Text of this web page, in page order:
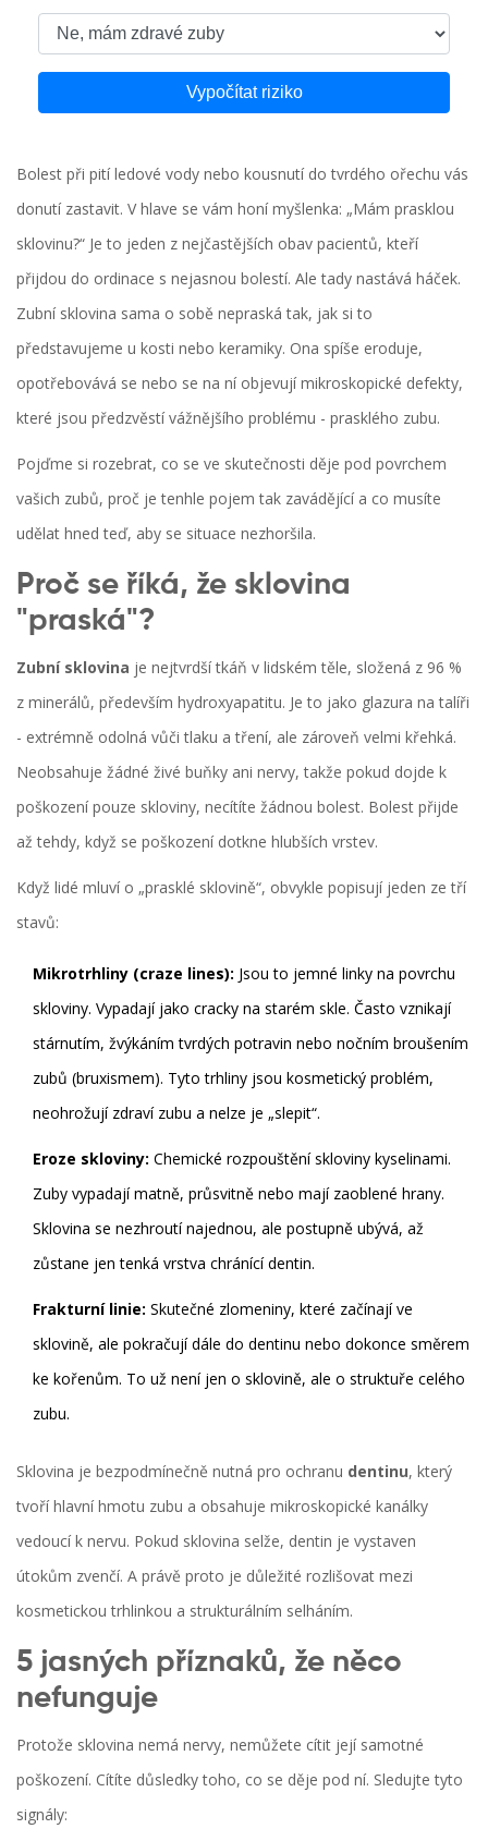
Vypočítat riziko
Bolest při pití ledové vody nebo kousnutí do tvrdého ořechu vás
donutí zastavit. V hlave se vám honí myšlenka: „Mám prasklou
sklovinu?“ Je to jeden z nejčastějších obav pacientů, kteří
přijdou do ordinace s nejasnou bolestí. Ale tady nastává háček.
Zubní sklovina sama o sobě nepraská tak, jak si to
představujeme u kosti nebo keramiky. Ona spíše eroduje,
opotřebovává se nebo se na ní objevují mikroskopické defekty,
které jsou předzvěstí vážnějšího problému - prasklého zubu.
Pojďme si rozebrat, co se ve skutečnosti děje pod povrchem
vašich zubů, proč je tenhle pojem tak zavádějící a co musíte
udělat hned teď, aby se situace nezhoršila.
Proč se říká, že sklovina
"praská"?
Zubní sklovina je nejtvrdší tkáň v lidském těle, složená z 96 %
z minerálů, především hydroxyapatitu. Je to jako glazura na talíři
- extrémně odolná vůči tlaku a tření, ale zároveň velmi křehká.
Neobsahuje žádné živé buňky ani nervy, takže pokud dojde k
poškození pouze skloviny, necítíte žádnou bolest. Bolest přijde
až tehdy, když se poškození dotkne hlubších vrstev.
Když lidé mluví o „prasklé sklovině“, obvykle popisují jeden ze tří
stavů:
Mikrotrhliny (craze lines): Jsou to jemné linky na povrchu
skloviny. Vypadají jako cracky na starém skle. Často vznikají
stárnutím, žvýkáním tvrdých potravin nebo nočním broušením
zubů (bruxismem). Tyto trhliny jsou kosmetický problém,
neohrožují zdraví zubu a nelze je „slepit“.
Eroze skloviny: Chemické rozpouštění skloviny kyselinami.
Zuby vypadají matně, průsvitně nebo mají zaoblené hrany.
Sklovina se nezhroutí najednou, ale postupně ubývá, až
zůstane jen tenká vrstva chránící dentin.
Frakturní linie: Skutečné zlomeniny, které začínají ve
sklovině, ale pokračují dále do dentinu nebo dokonce směrem
ke kořenům. To už není jen o sklovině, ale o struktuře celého
zubu.
Sklovina je bezpodmínečně nutná pro ochranu dentinu, který
tvoří hlavní hmotu zubu a obsahuje mikroskopické kanálky
vedoucí k nervu. Pokud sklovina selže, dentin je vystaven
útokům zvenčí. A právě proto je důležité rozlišovat mezi
kosmetickou trhlinkou a strukturálním selháním.
5 jasných příznaků, že něco
nefunguje
Protože sklovina nemá nervy, nemůžete cítit její samotné
poškození. Cítíte důsledky toho, co se děje pod ní. Sledujte tyto
signály: